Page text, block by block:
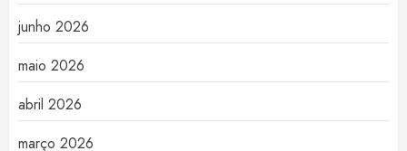
junho 2026
maio 2026
abril 2026
março 2026